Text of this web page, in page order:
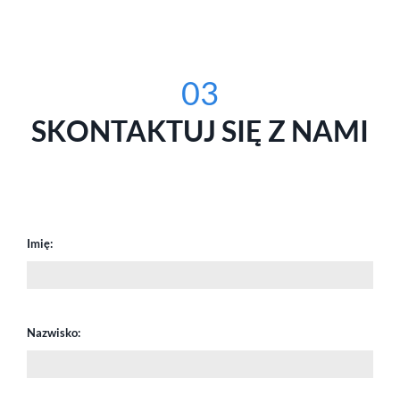
03
SKONTAKTUJ SIĘ Z NAMI
Imię:
Nazwisko: